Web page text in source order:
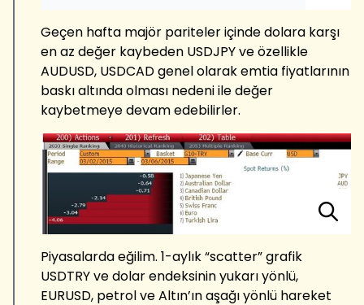
Geçen hafta majör pariteler içinde dolara karşı
en az değer kaybeden USDJPY ve özellikle
AUDUSD, USDCAD genel olarak emtia fiyatlarının
baskı altında olması nedeni ile değer
kaybetmeye devam edebilirler.
Piyasalarda eğilim. 1-aylık “scatter” grafik
USDTRY ve dolar endeksinin yukarı yönlü,
EURUSD, petrol ve Altın’ın aşağı yönlü hareket